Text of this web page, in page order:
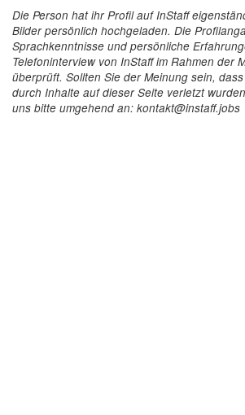
Die Person hat ihr Profil auf InStaff
Bilder persönlich hochgeladen. Die
Sprachkenntnisse und persönliche
Telefoninterview von InStaff im Rahmen der
überprüft. Sollten Sie der Meinung sein,
durch Inhalte auf dieser Seite verletzt
uns bitte umgehend an: kontakt@instaff.jobs